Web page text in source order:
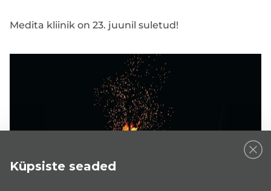
Küpsiste seaded
Medita kliinik on 23. juunil suletud!